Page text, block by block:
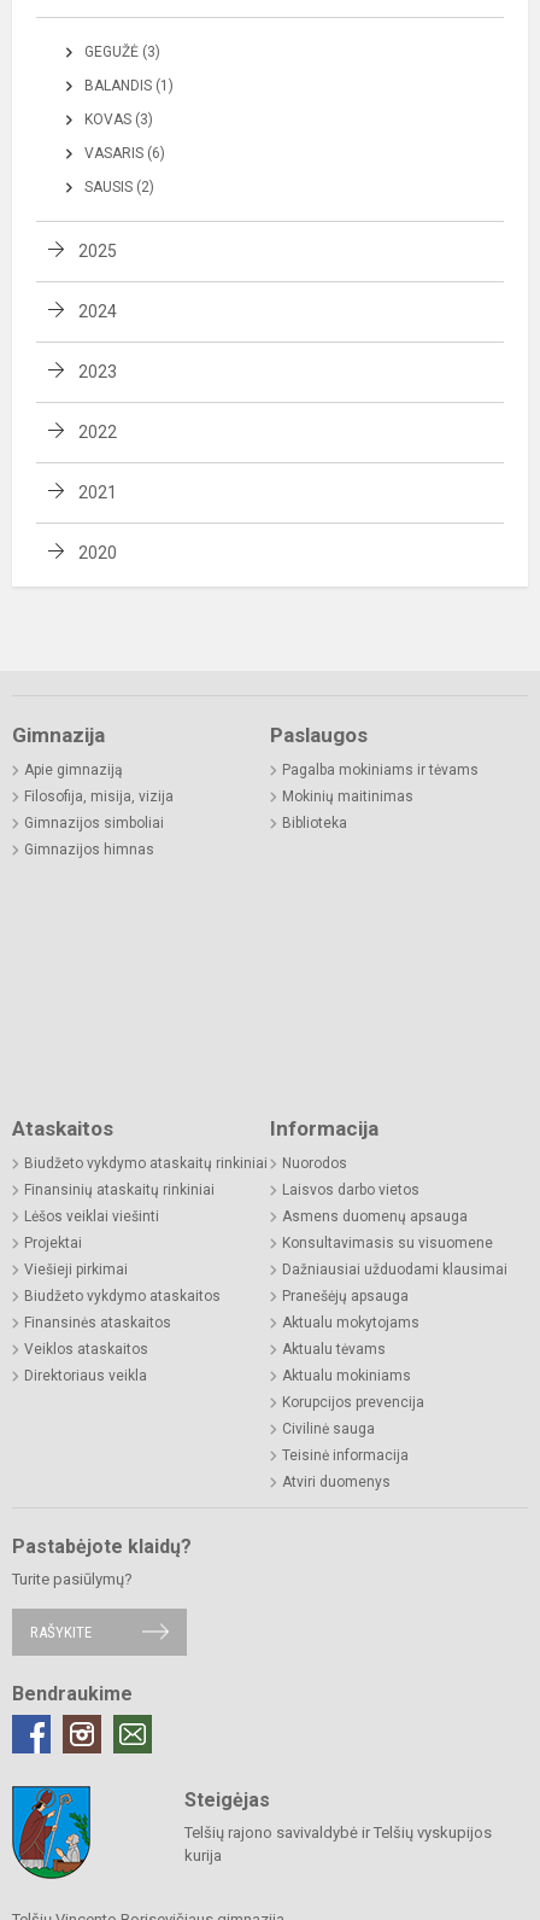
GEGUŽĖ (3)
BALANDIS (1)
KOVAS (3)
VASARIS (6)
SAUSIS (2)
2025
2024
2023
2022
2021
2020
Gimnazija
Apie gimnaziją
Filosofija, misija, vizija
Gimnazijos simboliai
Gimnazijos himnas
Paslaugos
Pagalba mokiniams ir tėvams
Mokinių maitinimas
Biblioteka
Ataskaitos
Biudžeto vykdymo ataskaitų rinkiniai
Finansinių ataskaitų rinkiniai
Lėšos veiklai viešinti
Projektai
Viešieji pirkimai
Biudžeto vykdymo ataskaitos
Finansinės ataskaitos
Veiklos ataskaitos
Direktoriaus veikla
Informacija
Nuorodos
Laisvos darbo vietos
Asmens duomenų apsauga
Konsultavimasis su visuomene
Dažniausiai užduodami klausimai
Pranešėjų apsauga
Aktualu mokytojams
Aktualu tėvams
Aktualu mokiniams
Korupcijos prevencija
Civilinė sauga
Teisinė informacija
Atviri duomenys
Pastabėjote klaidų?
Turite pasiūlymų?
RAŠYKITE
Bendraukime
Steigėjas
Telšių rajono savivaldybė ir Telšių vyskupijos
kurija